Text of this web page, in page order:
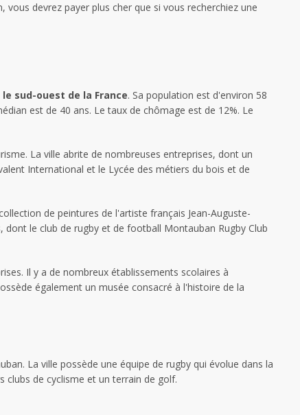
devrez payer plus cher que si vous recherchiez une
sud-ouest de la France. Sa population est d'environ 58
est de 40 ans. Le taux de chômage est de 12%. Le
La ville abrite de nombreuses entreprises, dont un
International et le Lycée des métiers du bois et de
de peintures de l'artiste français Jean-Auguste-
le club de rugby et de football Montauban Rugby Club
Il y a de nombreux établissements scolaires à
également un musée consacré à l'histoire de la
La ville possède une équipe de rugby qui évolue dans la
clubs de cyclisme et un terrain de golf.